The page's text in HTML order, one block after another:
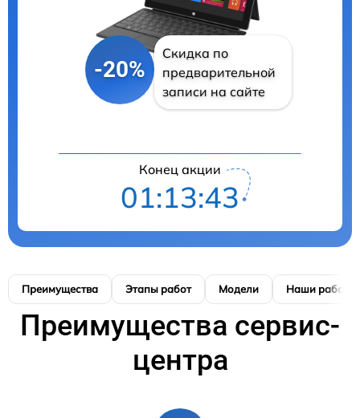
-20%
Скидка по
предварительной
записи на сайте
Конец акции
01:13:42
Преимущества Этапы работ Модели Наши работы
Преимущества сервис-
центра